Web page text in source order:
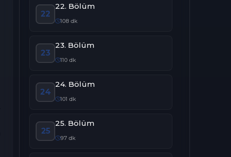
22
22. Bölüm
108 dk
23
23. Bölüm
110 dk
24
24. Bölüm
101 dk
25
25. Bölüm
97 dk